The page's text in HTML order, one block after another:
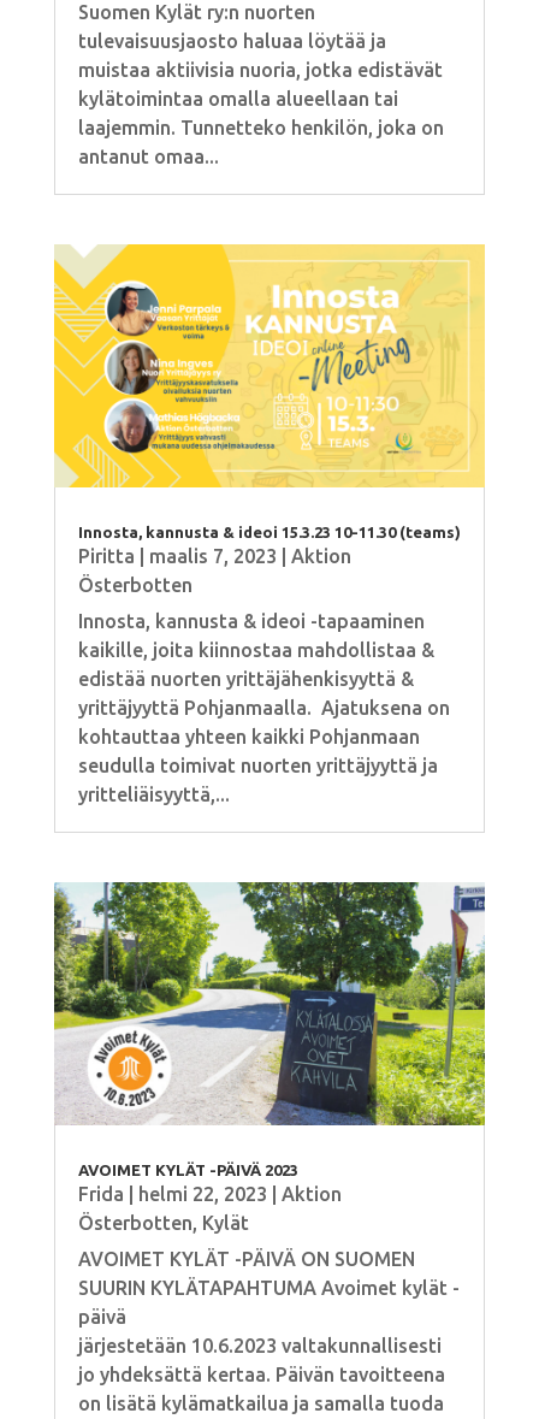
Suomen Kylät ry:n nuorten
tulevaisuusjaosto haluaa löytää ja
muistaa aktiivisia nuoria, jotka edistävät
kylätoimintaa omalla alueellaan tai
laajemmin. Tunnetteko henkilön, joka on
antanut omaa...
Innosta, kannusta & ideoi 15.3.23 10-11.30 (teams)
Piritta maalis 7, 2023
Aktion
Österbotten
Innosta, kannusta & ideoi -tapaaminen
kaikille, joita kiinnostaa mahdollistaa &
edistää nuorten yrittäjähenkisyyttä &
yrittäjyyttä Pohjanmaalla. Ajatuksena on
kohtauttaa yhteen kaikki Pohjanmaan
seudulla toimivat nuorten yrittäjyyttä ja
yritteliäisyyttä,...
AVOIMET KYLÄT -PÄIVÄ 2023
Frida helmi 22, 2023
Aktion
Österbotten, Kylät
AVOIMET KYLÄT -PÄIVÄ ON SUOMEN
SUURIN KYLÄTAPAHTUMA Avoimet kylät -
päivä
järjestetään 10.6.2023 valtakunnallisesti
jo yhdeksättä kertaa. Päivän tavoitteena
on lisätä kylämatkailua ja samalla tuoda